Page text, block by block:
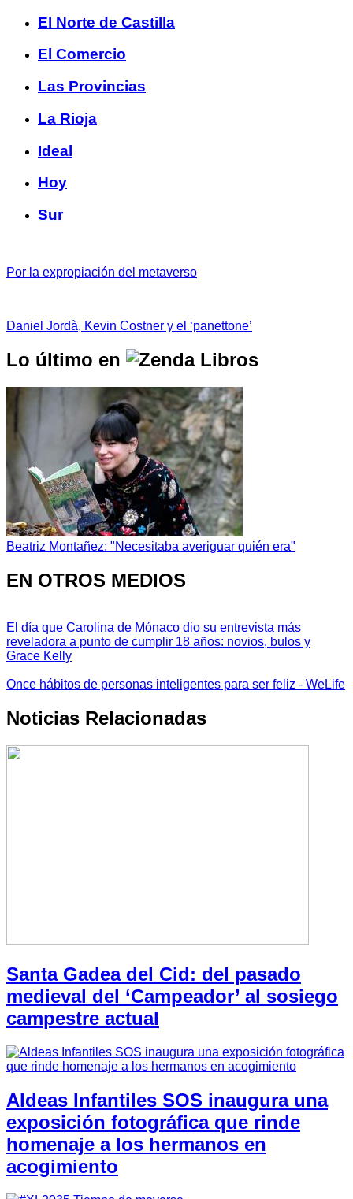
El Norte de Castilla
El Comercio
Las Provincias
La Rioja
Ideal
Hoy
Sur
Por la expropiación del metaverso
Daniel Jordà, Kevin Costner y el ‘panettone’
Lo último en
Beatriz Montañez: "Necesitaba averiguar quién era"
EN OTROS MEDIOS
El día que Carolina de Mónaco dio su entrevista más
reveladora a punto de cumplir 18 años: novios, bulos y
Grace Kelly
Once hábitos de personas inteligentes para ser feliz - WeLife
Noticias Relacionadas
Santa Gadea del Cid: del pasado
medieval del ‘Campeador’ al sosiego
campestre actual
Aldeas Infantiles SOS inaugura una
exposición fotográfica que rinde
homenaje a los hermanos en
acogimiento